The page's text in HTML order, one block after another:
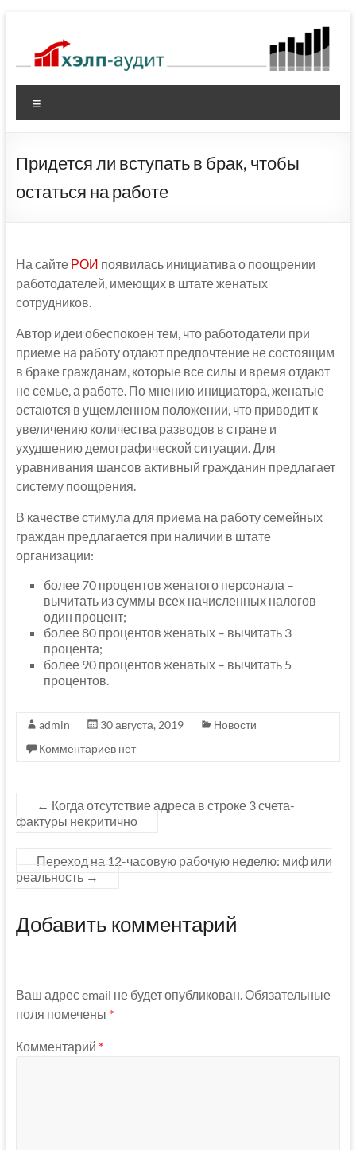
содержимому
Придется ли вступать в брак, чтобы
остаться на работе
На сайте РОИ появилась инициатива о поощрении
работодателей, имеющих в штате женатых
сотрудников.
Автор идеи обеспокоен тем, что работодатели при
приеме на работу отдают предпочтение не состоящим
в браке гражданам, которые все силы и время отдают
не семье, а работе. По мнению инициатора, женатые
остаются в ущемленном положении, что приводит к
увеличению количества разводов в стране и
ухудшению демографической ситуации. Для
уравнивания шансов активный гражданин предлагает
систему поощрения.
В качестве стимула для приема на работу семейных
граждан предлагается при наличии в штате
организации:
более 70 процентов женатого персонала –
вычитать из суммы всех начисленных налогов
один процент;
более 80 процентов женатых – вычитать 3
процента;
более 90 процентов женатых – вычитать 5
процентов.
admin 30 августа, 2019
Новости
Комментариев нет
← Когда отсутствие адреса в строке 3 счета-
фактуры некритично
Переход на 12-часовую рабочую неделю: миф или
реальность →
Добавить комментарий
Ваш адрес email не будет опубликован. Обязательные
поля помечены *
Комментарий *